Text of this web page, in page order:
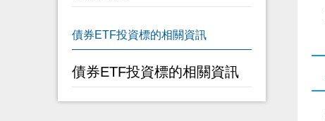
債券ETF投資標的相關資訊